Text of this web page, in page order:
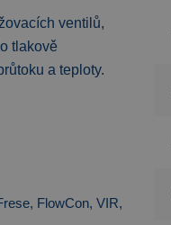
ventilů,
tlakově
a teploty.
FlowCon, VIR,